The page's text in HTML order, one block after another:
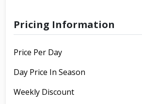
Pricing Information
Price Per Day
Day Price In Season
Weekly Discount